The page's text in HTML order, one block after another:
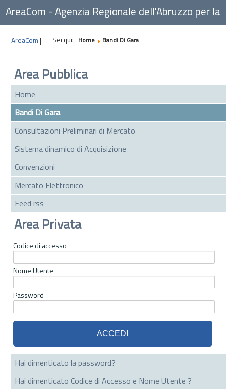
AreaCom - Agenzia Regionale dell'Abruzzo per la
Committenza
AreaCom | Sei qui: Home Bandi Di Gara
Area Pubblica
Home
Bandi Di Gara
Consultazioni Preliminari di Mercato
Sistema dinamico di Acquisizione
Convenzioni
Mercato Elettronico
Feed rss
Area Privata
Codice di accesso
Nome Utente
Password
Hai dimenticato la password?
Hai dimenticato Codice di Accesso e Nome Utente ?